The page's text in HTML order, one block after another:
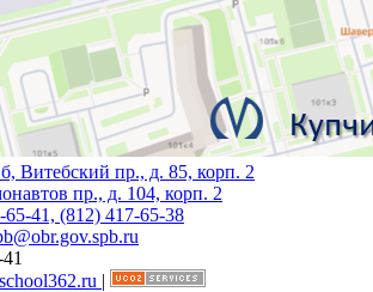
Витебский пр., д. 85, корп. 2
пр., д. 104, корп. 2
65-41, (812) 417-65-38
school362.ru |